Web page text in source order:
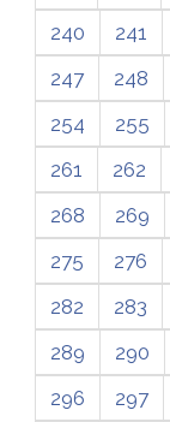
240
241
247
248
254
255
261
262
268
269
275
276
282
283
289
290
296
297